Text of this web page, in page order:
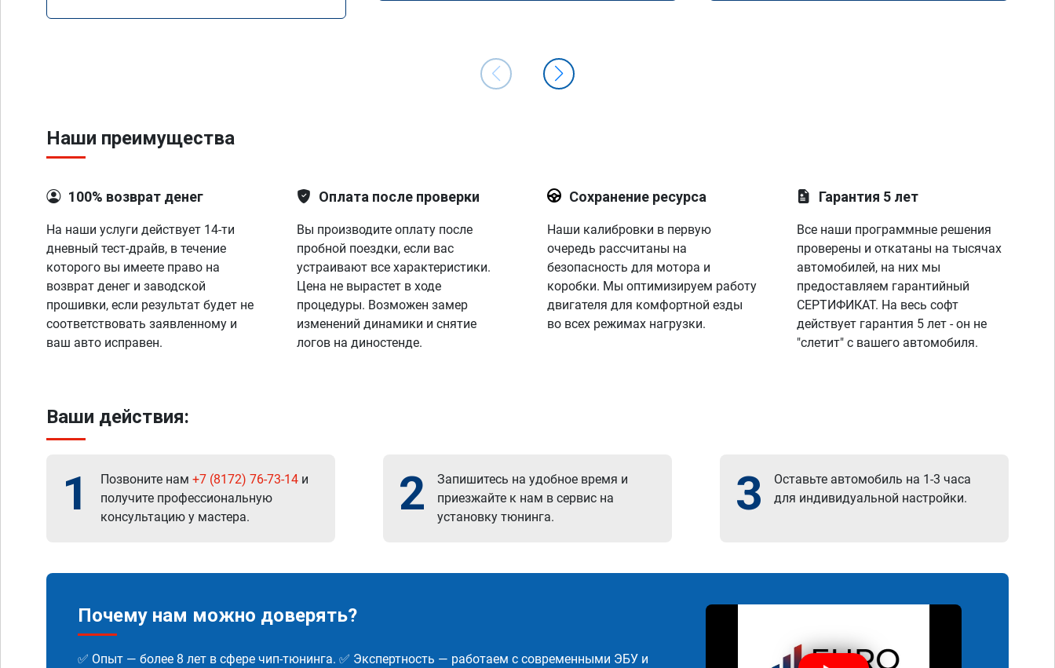
Наши преимущества
100% возврат денег
На наши услуги действует 14-ти
дневный тест-драйв, в течение
которого вы имеете право на
возврат денег и заводской
прошивки, если результат будет не
соответствовать заявленному и
ваш авто исправен.
Оплата после проверки
Вы производите оплату после
пробной поездки, если вас
устраивают все характеристики.
Цена не вырастет в ходе
процедуры. Возможен замер
изменений динамики и снятие
логов на диностенде.
Сохранение ресурса
Наши калибровки в первую
очередь рассчитаны на
безопасность для мотора и
коробки. Мы оптимизируем работу
двигателя для комфортной езды
во всех режимах нагрузки.
Гарантия 5 лет
Все наши программные решения
проверены и откатаны на тысячах
автомобилей, на них мы
предоставляем гарантийный
СЕРТИФИКАТ. На весь софт
действует гарантия 5 лет - он не
"слетит" с вашего автомобиля.
Ваши действия:
1 Позвоните нам +7 (8172) 76-73-14 и
получите профессиональную
консультацию у мастера.
2
Запишитесь на удобное время и
приезжайте к нам в сервис на
установку тюнинга.
3
Оставьте автомобиль на 1-3 часа
для индивидуальной настройки.
Почему нам можно доверять?
✅ Опыт — более 8 лет в сфере чип-тюнинга. ✅ Экспертность — работаем с современными ЭБУ и